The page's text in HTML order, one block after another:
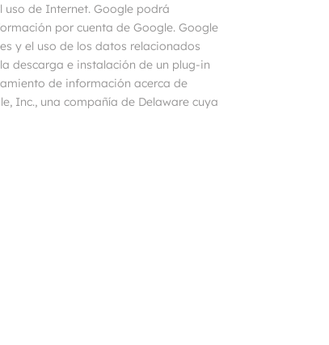
de Internet. Google podrá
por cuenta de Google. Google
y el uso de los datos relacionados
descarga e instalación de un plug-in
de información acerca de
Inc., una compañía de Delaware cuya